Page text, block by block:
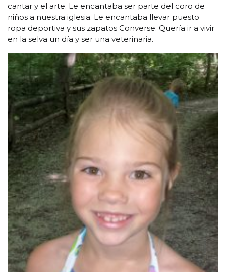
cantar y el arte. Le encantaba ser parte del coro de
niños a nuestra iglesia. Le encantaba llevar puesto
ropa deportiva y sus zapatos Converse. Quería ir a vivir
en la selva un día y ser una veterinaria.